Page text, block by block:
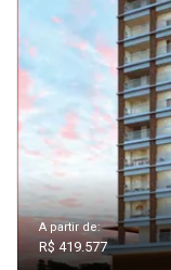
A partir de:
R$ 419.577